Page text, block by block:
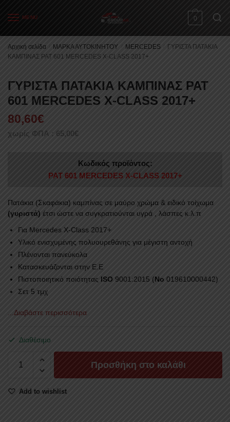
MENU 0
Αρχική σελίδα ΜΑΡΚΑ ΑΥΤΟΚΙΝΗΤΟΥ MERCEDES
ΓΥΡΙΣΤΑ ΠΑΤΑΚΙΑ
ΚΑΜΠΙΝΑΣ PAT 601 MERCEDES X-CLASS 2017+
ΓΥΡΙΣΤΑ ΠΑΤΑΚΙΑ ΚΑΜΠΙΝΑΣ PAT
601 MERCEDES X-CLASS 2017+
80,60€
χωρίς ΦΠΑ : 65,00€
Κωδικός προϊόντος:
PAT 601 MERCEDES X-CLASS 2017+
Πατάκια (Σκαφάκια) καμπίνας σε μαύρο χρώμα & ειδικό τoίχωμα
(γυριστά) έτσι ώστε να συγκρατιούνται υγρά , λάσπες κ.λ.π
Για Mercedes X-Class 2017+
Υλικό ενισχυμένης πολυουρεθάνης για μέγιστη αντοχή
Πλένονται πανεύκολα
Κατασκευάζονται στην Ε.Ε
Πιστοποιητικό ποιότητας ISO 9001:2015 (No 019610000442)
Σετ 5 τμχ
...Διαβάστε περισσότερα
Διαθέσιμο
ΠΑΤΑΚΙΑ
PAT
Προσθήκη στο καλάθι
Add to wishlist